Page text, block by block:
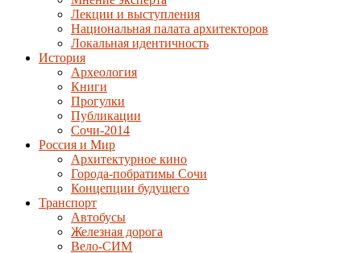
Лекции и выступления
Национальная палата архитекторов
Локальная идентичность
История
Археология
Книги
Прогулки
Публикации
Сочи-2014
Россия и Мир
Архитектурное кино
Города-побратимы Сочи
Концепции будущего
Транспорт
Автобусы
Железная дорога
Вело-СИМ